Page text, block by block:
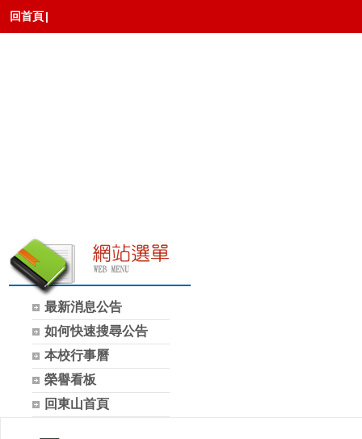
回首頁|
最新消息公告
如何快速搜尋公告
本校行事曆
榮譽看板
回東山首頁